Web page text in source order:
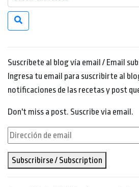
Suscríbete al blog vía email / Email
Ingresa tu email para suscribirte al
notificaciones de las recetas y post
Don't miss a post. Suscribe via email.
Dirección
email
Subscribirse / Subscription